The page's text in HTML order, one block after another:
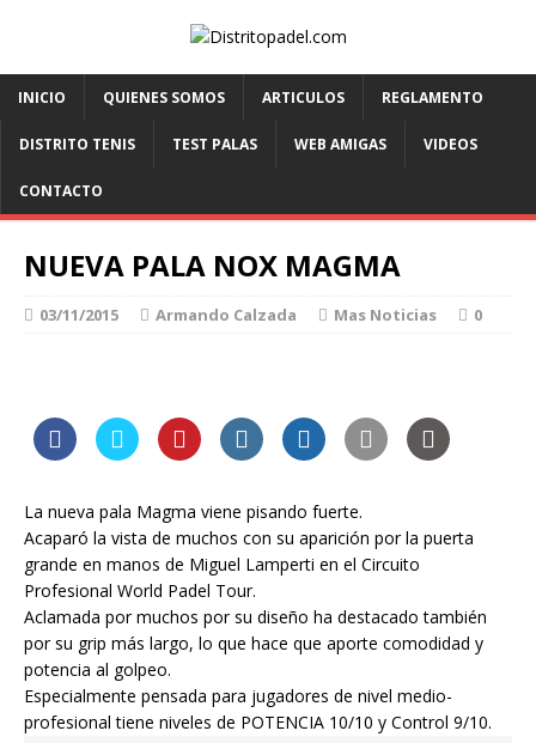
INICIO QUIENES SOMOS ARTICULOS REGLAMENTO
DISTRITO TENIS TEST PALAS WEB AMIGAS VIDEOS
CONTACTO
NUEVA PALA NOX MAGMA
03/11/2015 Armando Calzada Mas Noticias 0
La nueva pala Magma viene pisando fuerte.
Acaparó la vista de muchos con su aparición por la puerta
grande en manos de Miguel Lamperti en el Circuito
Profesional World Padel Tour.
Aclamada por muchos por su diseño ha destacado también
por su grip más largo, lo que hace que aporte comodidad y
potencia al golpeo.
Especialmente pensada para jugadores de nivel medio-
profesional tiene niveles de POTENCIA 10/10 y Control 9/10.